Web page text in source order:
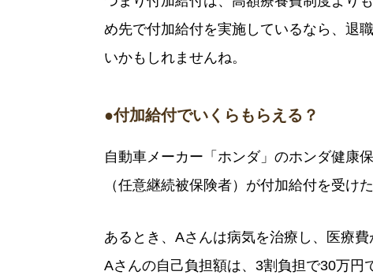
め先で付加給付を実施しているなら、退
いかもしれませんね。
●付加給付でいくらもらえる？
自動車メーカー「ホンダ」のホンダ健康
（任意継続被保険者）が付加給付を受け
あるとき、Aさんは病気を治療し、医療費
Aさんの自己負担額は、3割負担で30万円